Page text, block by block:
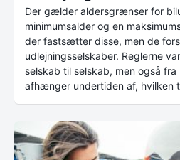
Der gælder aldersgrænser for
minimumsalder og en
der fastsætter disse, men de
udlejningsselskaber. Reglerne
selskab til selskab, men også
afhænger undertiden af, hvilken